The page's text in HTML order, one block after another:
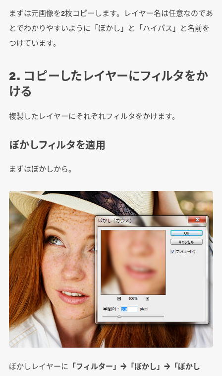
まずは元画像を2枚コピーします。レイヤー名は任意なのであ
とでわかりやすいように「ぼかし」と「ハイパス」と名前を
つけています。
2. コピーしたレイヤーにフィルタをか
ける
複製したレイヤーにそれぞれフィルタをかけます。
ぼかしフィルタを適用
まずはぼかしから。
ぼかしレイヤーに 「フィルター」→「ぼかし」→「ぼかし